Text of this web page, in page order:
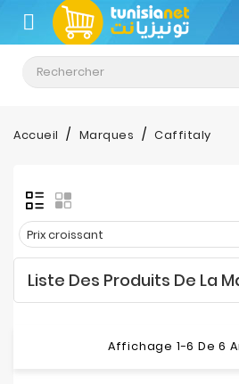
CATÉGORIE
Climatisation
Informatique
&
Tablette
Impression
Accueil Marques Caffitaly
Prix croissant
Liste Des Produits De La
Affichage 1-6 De 6